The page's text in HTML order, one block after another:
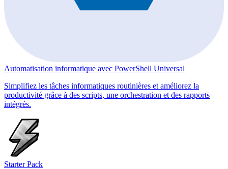
Automatisation informatique avec PowerShell Universal
Simplifiez les tâches informatiques routinières et améliorez la
productivité grâce à des scripts, une orchestration et des rapports
intégrés.
Starter Pack